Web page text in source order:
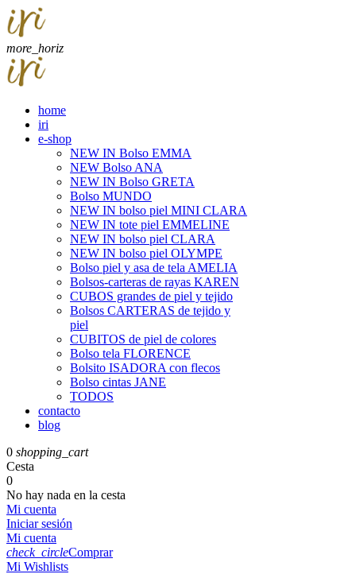
more_horiz
home
iri
e-shop
NEW IN Bolso EMMA
NEW Bolso ANA
NEW IN Bolso GRETA
Bolso MUNDO
NEW IN bolso piel MINI CLARA
NEW IN tote piel EMMELINE
NEW IN bolso piel CLARA
NEW IN bolso piel OLYMPE
Bolso piel y asa de tela AMELIA
Bolsos-carteras de rayas KAREN
CUBOS grandes de piel y tejido
Bolsos CARTERAS de tejido y
piel
CUBITOS de piel de colores
Bolso tela FLORENCE
Bolsito ISADORA con flecos
Bolso cintas JANE
TODOS
contacto
blog
0 shopping_cart
Cesta
0
No hay nada en la cesta
Mi cuenta
Iniciar sesión
Mi cuenta
check_circleComprar
Mi Wishlists